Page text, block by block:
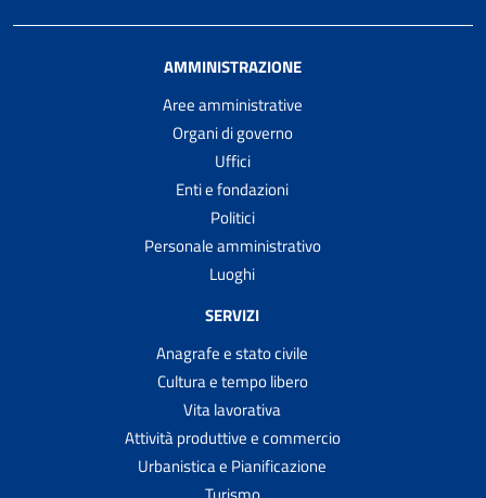
AMMINISTRAZIONE
Aree amministrative
Organi di governo
Uffici
Enti e fondazioni
Politici
Personale amministrativo
Luoghi
SERVIZI
Anagrafe e stato civile
Cultura e tempo libero
Vita lavorativa
Attività produttive e commercio
Urbanistica e Pianificazione